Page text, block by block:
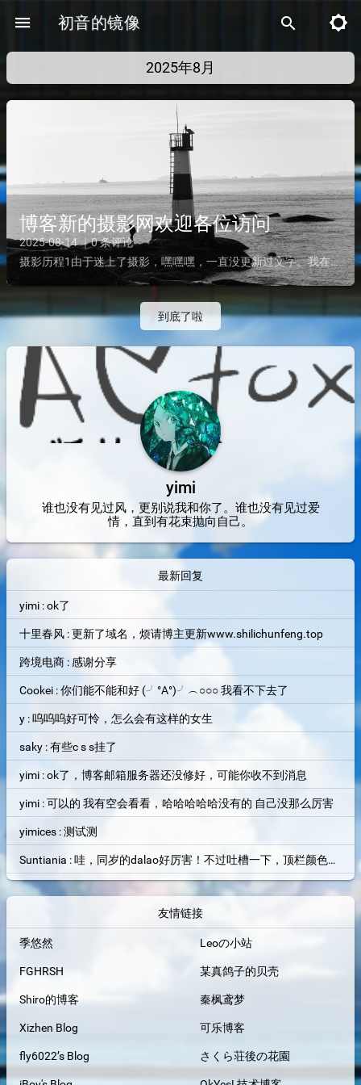
menu 初音的镜像 search brightness_5
2025年8月
博客新的摄影网欢迎各位访问
2025-08-14 ｜0 条评论
摄影历程1由于迷上了摄影，嘿嘿嘿，一直没更新过文字。我在22年买了人生第一台相机a5100套机，套机感觉和手机没区别，花了点小钱买了一颗大光定，永诺50mm 1.8自动对焦头第一代。这颗镜头紫边...
到底了啦
yimi
谁也没有见过风，更别说我和你了。谁也没有见过爱
情，直到有花束抛向自己。
最新回复
yimi : ok了
十里春风 : 更新了域名，烦请博主更新www.shilichunfeng.top
跨境电商 : 感谢分享
Cookei : 你们能不能和好 (╯°A°)╯︵○○○ 我看不下去了
y : 呜呜呜好可怜，怎么会有这样的女生
saky : 有些c s s挂了
yimi : ok了，博客邮箱服务器还没修好，可能你收不到消息
yimi : 可以的 我有空会看看，哈哈哈哈哈没有的 自己没那么厉害
yimices : 测试测
Suntiania : 哇，同岁的dalao好厉害！不过吐槽一下，顶栏颜色和背景图片融为一体了，找了半天搜索框才找到位置=。=
友情链接
季悠然 Leoの小站
FGHRSH 某真鸽子的贝壳
Shiro的博客 秦枫鸢梦
Xizhen Blog 可乐博客
fly6022’s Blog さくら荘後の花園